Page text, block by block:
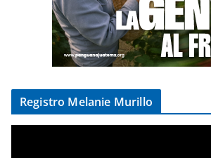
Registro Melanie Murillo